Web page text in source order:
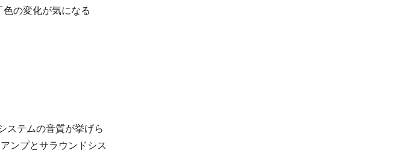
の変化が気になる
ステムの音質が挙げら
ンプとサラウンドシス